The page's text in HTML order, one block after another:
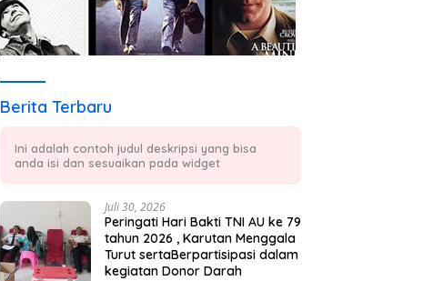
Berita Terbaru
Ini adalah contoh judul deskripsi yang bisa
anda isi dan sesuaikan pada widget
Juli 30, 2026
Peringati Hari Bakti TNI AU ke 79
tahun 2026 , Karutan Menggala
Turut sertaBerpartisipasi dalam
kegiatan Donor Darah